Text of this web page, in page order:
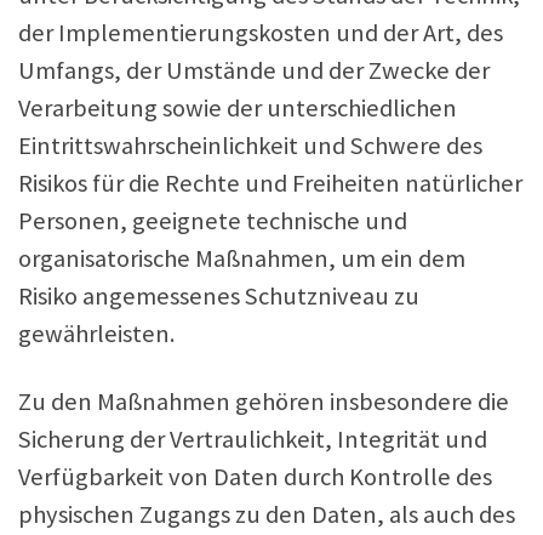
der Implementierungskosten und der Art, des
Umfangs, der Umstände und der Zwecke der
Verarbeitung sowie der unterschiedlichen
Eintrittswahrscheinlichkeit und Schwere des
Risikos für die Rechte und Freiheiten natürlicher
Personen, geeignete technische und
organisatorische Maßnahmen, um ein dem
Risiko angemessenes Schutzniveau zu
gewährleisten.
Zu den Maßnahmen gehören insbesondere die
Sicherung der Vertraulichkeit, Integrität und
Verfügbarkeit von Daten durch Kontrolle des
physischen Zugangs zu den Daten, als auch des